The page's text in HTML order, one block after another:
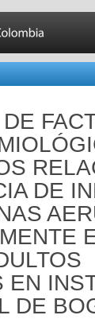
DE
EN
DE